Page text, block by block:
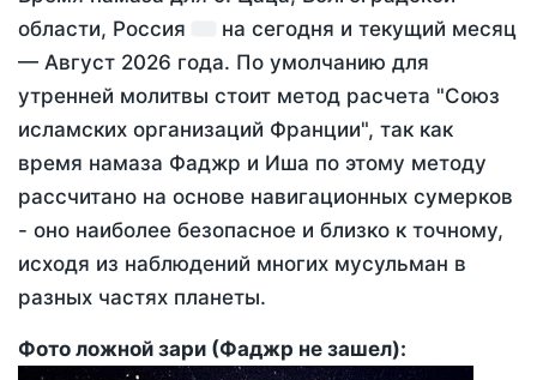
области, Россия
на сегодня и текущий месяц
— Август 2026 года. По умолчанию для
утренней молитвы стоит метод расчета "Союз
исламских организаций Франции", так как
время намаза Фаджр и Иша по этому методу
рассчитано на основе навигационных сумерков
- оно наиболее безопасное и близко к точному,
исходя из наблюдений многих мусульман в
разных частях планеты.
Фото ложной зари (Фаджр не зашел):